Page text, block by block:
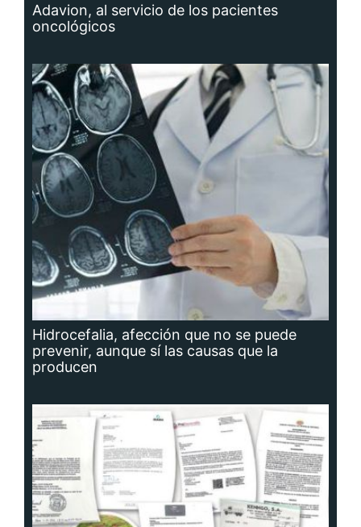
Adavion, al servicio de los pacientes
oncológicos
Hidrocefalia, afección que no se puede
prevenir, aunque sí las causas que la
producen